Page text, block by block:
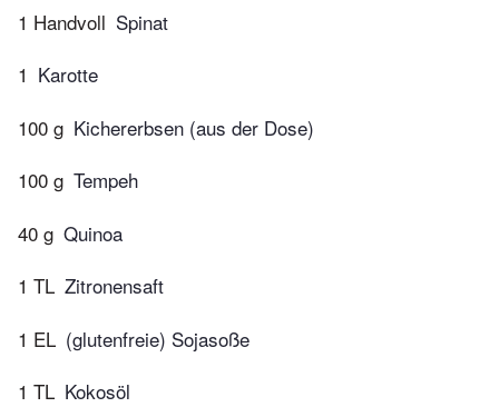
1 Handvoll Spinat
1 Karotte
100 g Kichererbsen (aus der Dose)
100 g Tempeh
40 g Quinoa
1 TL Zitronensaft
1 EL (glutenfreie) Sojasoße
1 TL Kokosöl